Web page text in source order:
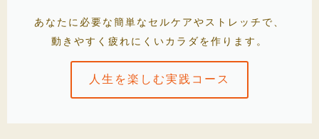
あなたに必要な簡単なセルケアやストレッチで、
動きやすく疲れにくいカラダを作ります。
人生を楽しむ実践コース